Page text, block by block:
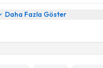
Daha Fazla Göster